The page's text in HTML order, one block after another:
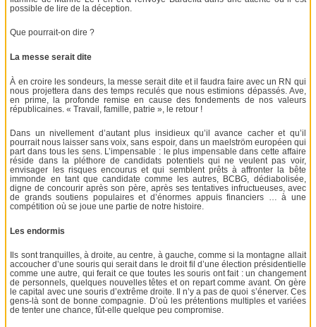
possible de lire de la déception.
Que pourrait-on dire ?
La messe serait dite
À en croire les sondeurs, la messe serait dite et il faudra faire avec un RN qui
nous projettera dans des temps reculés que nous estimions dépassés. Ave,
en prime, la profonde remise en cause des fondements de nos valeurs
républicaines. « Travail, famille, patrie », le retour !
Dans un nivellement d’autant plus insidieux qu’il avance cacher et qu’il
pourrait nous laisser sans voix, sans espoir, dans un maelström européen qui
part dans tous les sens. L’impensable : le plus impensable dans cette affaire
réside dans la pléthore de candidats potentiels qui ne veulent pas voir,
envisager les risques encourus et qui semblent prêts à affronter la bête
immonde en tant que candidate comme les autres, BCBG, dédiabolisée,
digne de concourir après son père, après ses tentatives infructueuses, avec
de grands soutiens populaires et d’énormes appuis financiers … à une
compétition où se joue une partie de notre histoire.
Les endormis
Ils sont tranquilles, à droite, au centre, à gauche, comme si la montagne allait
accoucher d’une souris qui serait dans le droit fil d’une élection présidentielle
comme une autre, qui ferait ce que toutes les souris ont fait : un changement
de personnels, quelques nouvelles têtes et on repart comme avant. On gère
le capital avec une souris d’extrême droite. Il n’y a pas de quoi s’énerver. Ces
gens-là sont de bonne compagnie. D’où les prétentions multiples et variées
de tenter une chance, fût-elle quelque peu compromise.